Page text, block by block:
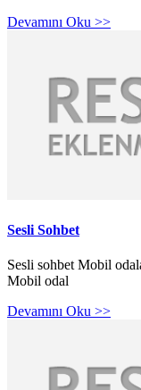
Devamını Oku >>
Sesli Sohbet
Sesli sohbet Mobil
Mobil odal
Devamını Oku >>